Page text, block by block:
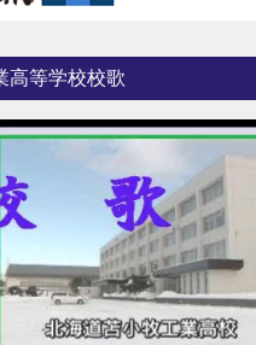
高等学校校歌